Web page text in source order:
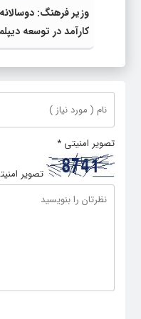
وزیر فرهنگ:
کارآمد در توسعه
تصویر امنیتی *
تصویر